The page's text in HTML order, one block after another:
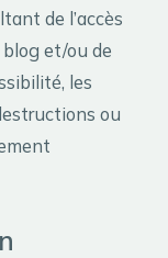
de l’accès
et/ou de
les
ou